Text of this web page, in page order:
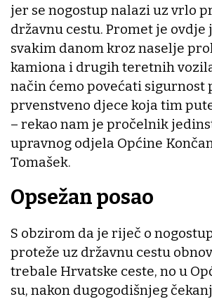
jer se nogostup nalazi uz vrlo
državnu cestu. Promet je ovdje
svakim danom kroz naselje
kamiona i drugih teretnih
način ćemo povećati sigurnost
prvenstveno djece koja tim
– rekao nam je pročelnik
upravnog odjela Općine
Tomašek.
Opsežan posao
S obzirom da je riječ o
proteže uz državnu cestu
trebale Hrvatske ceste, no u
su, nakon dugogodišnjeg